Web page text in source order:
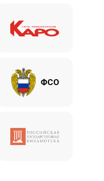
ФСО